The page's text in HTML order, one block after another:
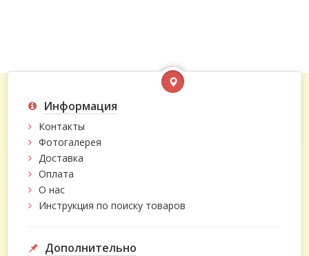
Информация
Контакты
Фотогалерея
Доставка
Оплата
О нас
Инструкция по поиску товаров
Дополнительно